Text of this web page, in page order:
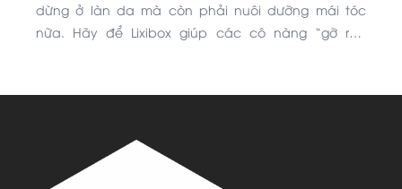
dừng ở làn da mà còn phải nuôi dưỡng mái tóc
nữa. Hãy để Lixibox giúp các cô nàng “gỡ rối”